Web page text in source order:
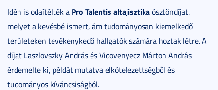
Idén is odaítélték a Pro Talentis altajisztikaösztöndíjat,
melyet a kevésbé ismert, ám tudományosan kiemelkedő
területeken tevékenykedő hallgatók számára hoztak létre. A
díjat Laszlovszky András és Vidovenyecz Márton András
érdemelte ki, példát mutatva elkötelezettségből és
tudományos kíváncsiságból.